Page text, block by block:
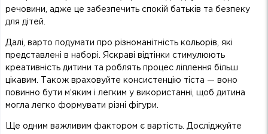
речовини, адже це забезпечить спокій батьків та безпеку
для дітей.
Далі, варто подумати про різноманітність кольорів, які
представлені в наборі. Яскраві відтінки стимулюють
креативність дитини та роблять процес ліплення більш
цікавим. Також враховуйте консистенцію тіста — воно
повинно бути м’яким і легким у використанні, щоб дитина
могла легко формувати різні фігури.
Ще одним важливим фактором є вартість. Досліджуйте